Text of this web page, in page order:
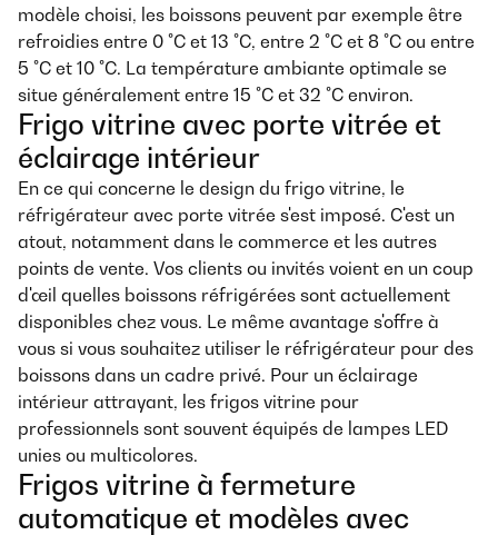
modèle choisi, les boissons peuvent par exemple être
refroidies entre 0 °C et 13 °C, entre 2 °C et 8 °C ou entre
5 °C et 10 °C. La température ambiante optimale se
situe généralement entre 15 °C et 32 °C environ.
Frigo vitrine avec porte vitrée et
éclairage intérieur
En ce qui concerne le design du frigo vitrine, le
réfrigérateur avec porte vitrée s'est imposé. C'est un
atout, notamment dans le commerce et les autres
points de vente. Vos clients ou invités voient en un coup
d'œil quelles boissons réfrigérées sont actuellement
disponibles chez vous. Le même avantage s'offre à
vous si vous souhaitez utiliser le réfrigérateur pour des
boissons dans un cadre privé. Pour un éclairage
intérieur attrayant, les frigos vitrine pour
professionnels sont souvent équipés de lampes LED
unies ou multicolores.
Frigos vitrine à fermeture
automatique et modèles avec